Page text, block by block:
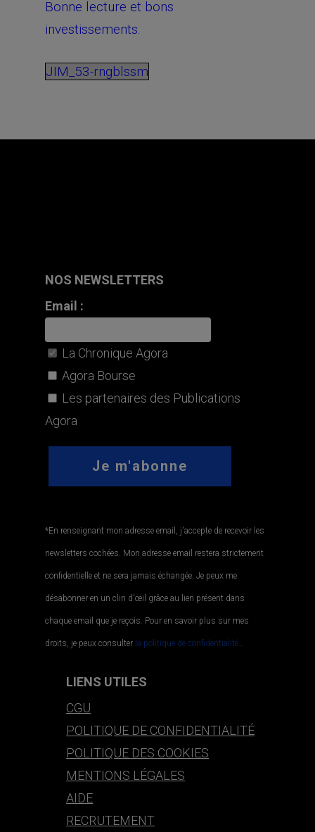
Bonne lecture et bons
investissements.
JIM_53-rngblssm
NOS NEWSLETTERS
Email :
La Chronique Agora
Agora Bourse
Les partenaires des Publications
Agora
*En renseignant mon adresse email, j'accepte de recevoir les
newsletters cochées. Mon adresse email restera strictement
confidentielle et ne sera jamais échangée. Je peux me
désabonner en un clin d'œil grâce au lien présent dans
chaque email que je reçois. Pour en savoir plus sur mes
droits, je peux consulter la politique de confidentialité..
LIENS UTILES
CGU
POLITIQUE DE CONFIDENTIALITÉ
POLITIQUE DES COOKIES
MENTIONS LÉGALES
AIDE
RECRUTEMENT